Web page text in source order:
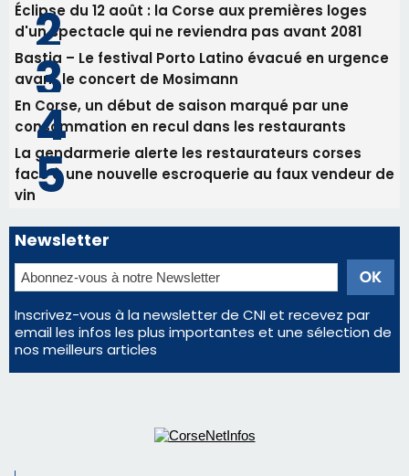
Éclipse du 12 août : la Corse aux premières loges
d'un spectacle qui ne reviendra pas avant 2081
Bastia – Le festival Porto Latino évacué en urgence
avant le concert de Mosimann
En Corse, un début de saison marqué par une
consommation en recul dans les restaurants
La gendarmerie alerte les restaurateurs corses
face à une nouvelle escroquerie au faux vendeur de
vin
Newsletter
Inscrivez-vous à la newsletter de CNI et recevez par
email les infos les plus importantes et une sélection de
nos meilleurs articles